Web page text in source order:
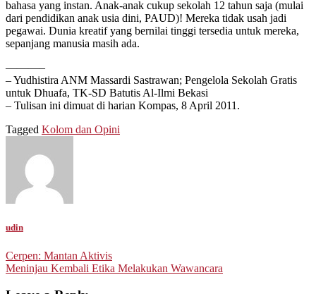
bahasa yang instan. Anak-anak cukup sekolah 12 tahun saja (mulai
dari pendidikan anak usia dini, PAUD)! Mereka tidak usah jadi
pegawai. Dunia kreatif yang bernilai tinggi tersedia untuk mereka,
sepanjang manusia masih ada.
———–
– Yudhistira ANM Massardi Sastrawan; Pengelola Sekolah Gratis
untuk Dhuafa, TK-SD Batutis Al-Ilmi Bekasi
– Tulisan ini dimuat di harian Kompas, 8 April 2011.
Tagged Kolom dan Opini
udin
Post
navigation
Cerpen: Mantan Aktivis
Meninjau Kembali Etika Melakukan Wawancara